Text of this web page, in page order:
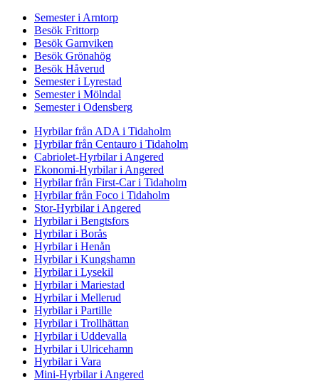
Semester i Arntorp
Besök Frittorp
Besök Garnviken
Besök Grönahög
Besök Håverud
Semester i Lyrestad
Semester i Mölndal
Semester i Odensberg
Hyrbilar från ADA i Tidaholm
Hyrbilar från Centauro i Tidaholm
Cabriolet-Hyrbilar i Angered
Ekonomi-Hyrbilar i Angered
Hyrbilar från First-Car i Tidaholm
Hyrbilar från Foco i Tidaholm
Stor-Hyrbilar i Angered
Hyrbilar i Bengtsfors
Hyrbilar i Borås
Hyrbilar i Henån
Hyrbilar i Kungshamn
Hyrbilar i Lysekil
Hyrbilar i Mariestad
Hyrbilar i Mellerud
Hyrbilar i Partille
Hyrbilar i Trollhättan
Hyrbilar i Uddevalla
Hyrbilar i Ulricehamn
Hyrbilar i Vara
Mini-Hyrbilar i Angered